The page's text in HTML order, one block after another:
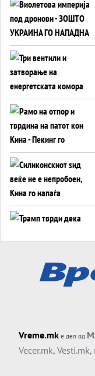
Vreme.mk е дел од
Vecer.mk, Vesti.mk,